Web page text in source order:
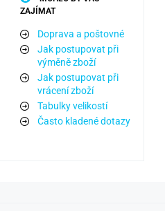
ZAJÍMAT
Doprava a poštovné
Jak postupovat při
výměně zboží
Jak postupovat při
vrácení zboží
Tabulky velikostí
Často kladené dotazy